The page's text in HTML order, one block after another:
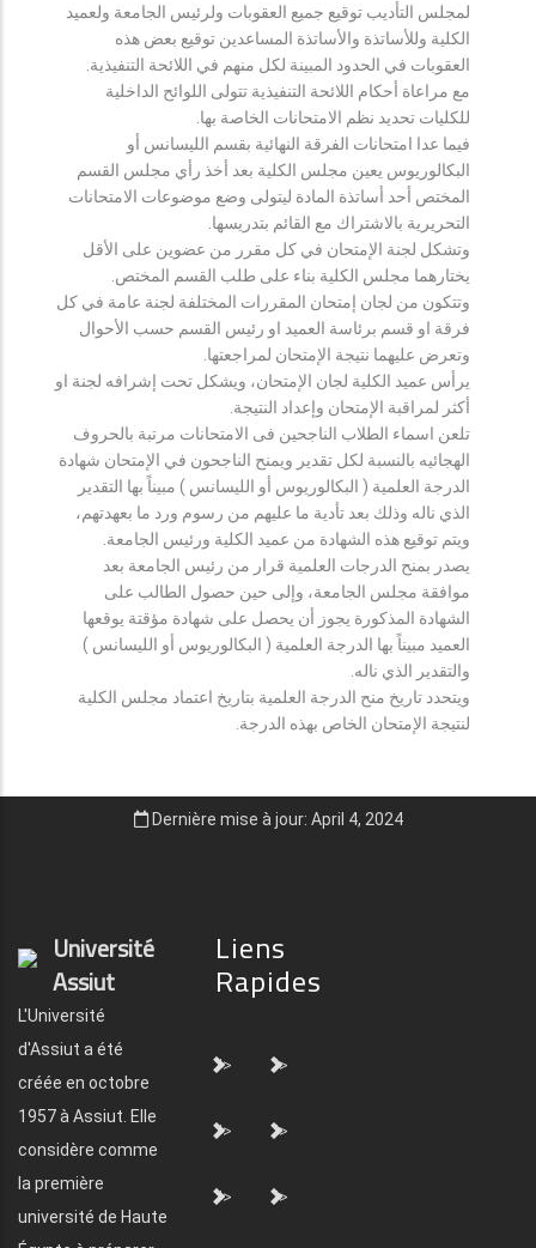
لمجلس التأديب توقيع جميع العقوبات ولرئيس الجامعة ولعميد
الكلية وللأساتذة والأساتذة المساعدين توقيع بعض هذه
العقوبات في الحدود المبينة لكل منهم في اللائحة التنفيذية.
مع مراعاة أحكام اللائحة التنفيذية تتولى اللوائح الداخلية
للكليات تحديد نظم الامتحانات الخاصة بها.
فيما عدا امتحانات الفرقة النهائية بقسم الليسانس أو
البكالوريوس يعين مجلس الكلية بعد أخذ رأي مجلس القسم
المختص أحد أساتذة المادة ليتولى وضع موضوعات الامتحانات
التحريرية بالاشتراك مع القائم بتدريسها.
وتشكل لجنة الإمتحان في كل مقرر من عضوين على الأقل
يختارهما مجلس الكلية بناء على طلب القسم المختص.
وتتكون من لجان إمتحان المقررات المختلفة لجنة عامة في كل
فرقة او قسم برئاسة العميد او رئيس القسم حسب الأحوال
وتعرض عليهما نتيجة الإمتحان لمراجعتها.
يرأس عميد الكلية لجان الإمتحان، ويشكل تحت إشرافه لجنة او
أكثر لمراقبة الإمتحان وإعداد النتيجة.
تلعن اسماء الطلاب الناجحين فى الامتحانات مرتبة بالحروف
الهجائيه بالنسبة لكل تقدير ويمنح الناجحون في الإمتحان شهادة
الدرجة العلمية ( البكالوريوس أو الليسانس ) مبيناً بها التقدير
الذي ناله وذلك بعد تأدية ما عليهم من رسوم ورد ما بعهدتهم،
ويتم توقيع هذه الشهادة من عميد الكلية ورئيس الجامعة.
يصدر بمنح الدرجات العلمية قرار من رئيس الجامعة بعد
موافقة مجلس الجامعة، وإلى حين حصول الطالب على
الشهادة المذكورة يجوز أن يحصل على شهادة مؤقتة يوقعها
العميد مبيناً بها الدرجة العلمية ( البكالوريوس أو الليسانس )
والتقدير الذي ناله.
ويتحدد تاريخ منح الدرجة العلمية بتاريخ اعتماد مجلس الكلية
لنتيجة الإمتحان الخاص بهذه الدرجة.
Dernière mise à jour: April 4, 2024
Université
Assiut
L'Université
d'Assiut a été
créée en octobre
1957 à Assiut. Elle
considère comme
la première
université de Haute
Liens
Rapides
"> ">
"> ">
"> ">